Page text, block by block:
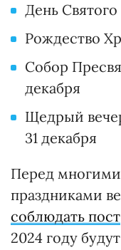
День
Рождество
Собор
декабря
Щедрый
31 декабря
Перед
праздниками
соблюдать пост
2024 году